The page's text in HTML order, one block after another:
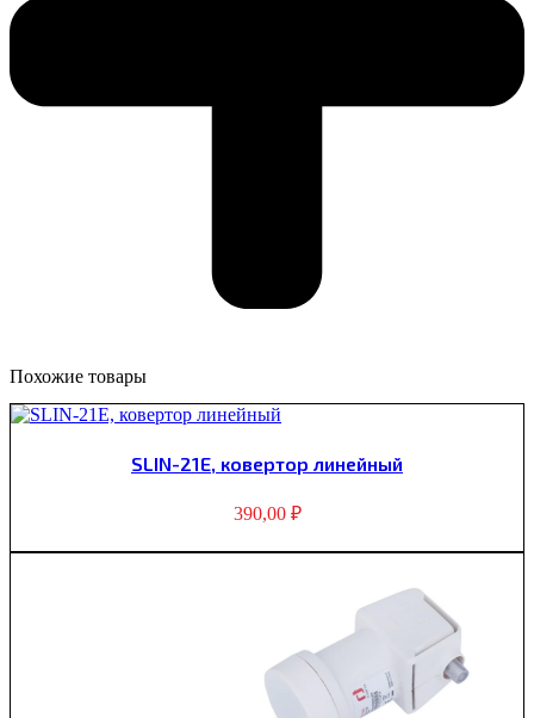
Похожие товары
SLIN-21E, ковертор линейный
390,00 ₽